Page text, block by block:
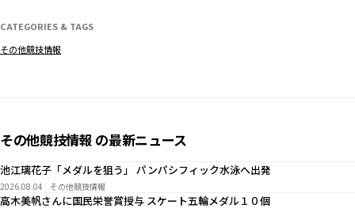
CATEGORIES & TAGS
その他競技情報
その他競技情報 の最新ニュース
池江璃花子「メダルを狙う」 パンパシフィック水泳へ出発
2026.08.04 その他競技情報
高木美帆さんに国民栄誉賞授与 スケート五輪メダル１０個